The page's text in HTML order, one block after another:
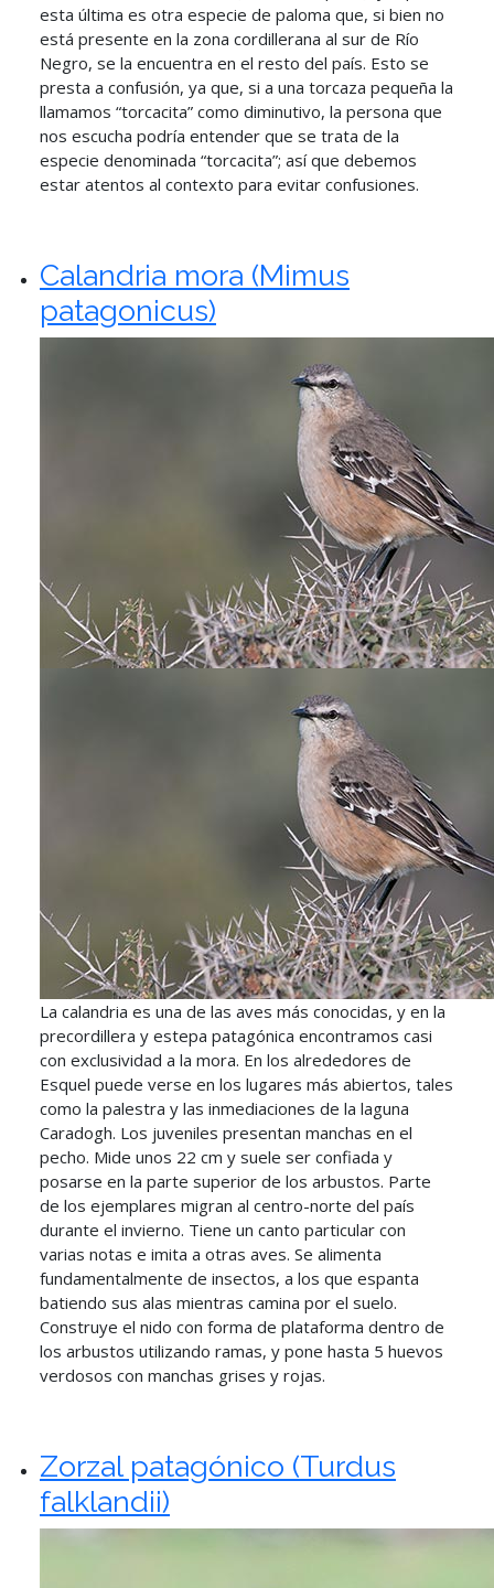
esta última es otra especie de paloma que, si bien no
está presente en la zona cordillerana al sur de Río
Negro, se la encuentra en el resto del país. Esto se
presta a confusión, ya que, si a una torcaza pequeña la
llamamos “torcacita” como diminutivo, la persona que
nos escucha podría entender que se trata de la
especie denominada “torcacita”; así que debemos
estar atentos al contexto para evitar confusiones.
Calandria mora (Mimus
patagonicus)
La calandria es una de las aves más conocidas, y en la
precordillera y estepa patagónica encontramos casi
con exclusividad a la mora. En los alrededores de
Esquel puede verse en los lugares más abiertos, tales
como la palestra y las inmediaciones de la laguna
Caradogh. Los juveniles presentan manchas en el
pecho. Mide unos 22 cm y suele ser confiada y
posarse en la parte superior de los arbustos. Parte
de los ejemplares migran al centro-norte del país
durante el invierno. Tiene un canto particular con
varias notas e imita a otras aves. Se alimenta
fundamentalmente de insectos, a los que espanta
batiendo sus alas mientras camina por el suelo.
Construye el nido con forma de plataforma dentro de
los arbustos utilizando ramas, y pone hasta 5 huevos
verdosos con manchas grises y rojas.
Zorzal patagónico (Turdus
falklandii)